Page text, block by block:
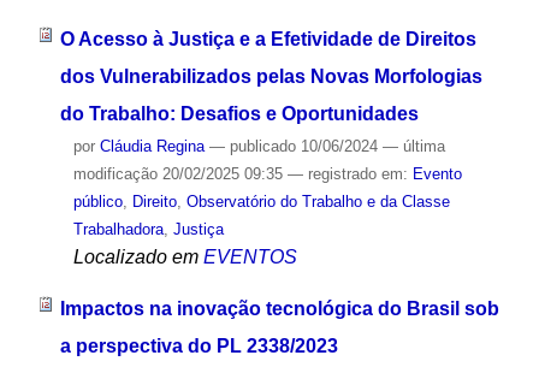
O Acesso à Justiça e a Efetividade de Direitos
dos Vulnerabilizados pelas Novas Morfologias
do Trabalho: Desafios e Oportunidades
por Cláudia Regina — publicado10/06/2024 — última
modificação20/02/2025 09:35 — registrado em: Evento
público, Direito, Observatório do Trabalho e da Classe
Trabalhadora, Justiça
Localizado em EVENTOS
Impactos na inovação tecnológica do Brasil sob
a perspectiva do PL 2338/2023